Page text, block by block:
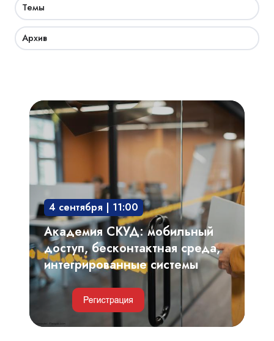
Темы
Архив
Академия
СКУД:
мобильный
доступ,
бесконтактная
интегрированные
системы
4 сентября | 11:00
Академия СКУД: мобильный
доступ, бесконтактная среда,
интегрированные системы